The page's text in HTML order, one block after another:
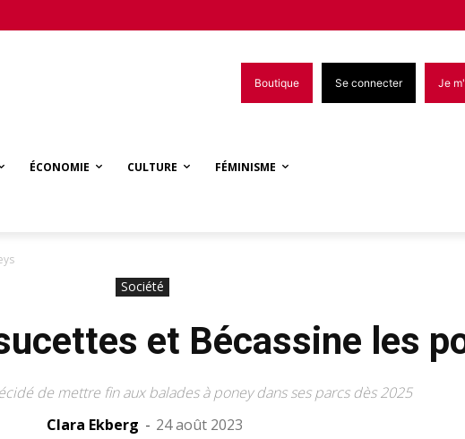
Boutique Se connecter Je
ÉCONOMIE CULTURE FÉMINISME
Société
et Bécassine les
de mettre fin aux balades à poney dans ses parcs dès 2025
Clara Ekberg - 24 août 2023